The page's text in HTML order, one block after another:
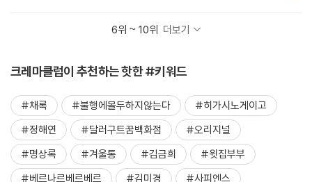
6위 ~ 10위 더보기
크레마클럽이 추천하는 핫한 #키워드
#채록 #불행에몰두하지않는다
#히가시노게이고
#정해연
#달러구트꿈백화점
#오리지널
#명상록
#겨울통 #김금희
#윗집부부
#베르나르베르베르
#김미경 #사피엔스